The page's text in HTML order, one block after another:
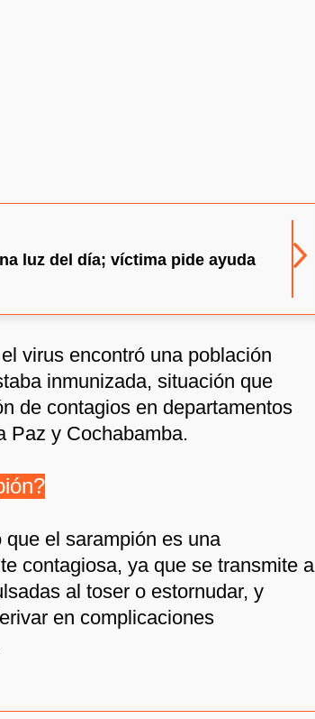
luz del día; víctima pide ayuda
virus encontró una población
inmunizada, situación que
de contagios en departamentos
Paz y Cochabamba.
el sarampión es una
contagiosa, ya que se transmite a
al toser o estornudar, y
en complicaciones